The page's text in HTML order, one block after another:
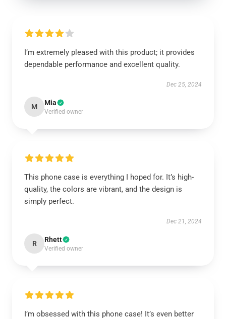
I’m extremely pleased with this product; it provides
dependable performance and excellent quality.
Dec 25, 2024
M Mia
Verified owner
This phone case is everything I hoped for. It’s high-
quality, the colors are vibrant, and the design is
simply perfect.
Dec 21, 2024
R Rhett
Verified owner
I’m obsessed with this phone case! It’s even better